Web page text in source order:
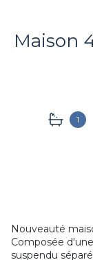
Maison 4 pièce(s) 4 chambre(s)
1
Nouveauté
Composée
suspendu